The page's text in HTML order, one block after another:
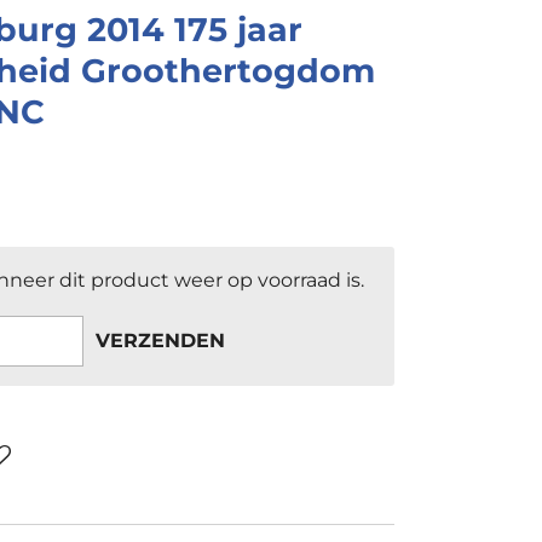
2014 175 jaar
Groothertogdom
dit product weer op voorraad is.
VERZENDEN